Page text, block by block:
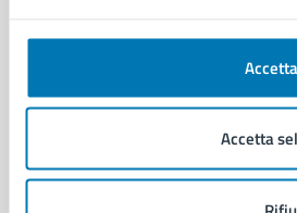
Accetta
Comunicati stampa del Consiglio
VIVERE IL COMUNE
Eventi